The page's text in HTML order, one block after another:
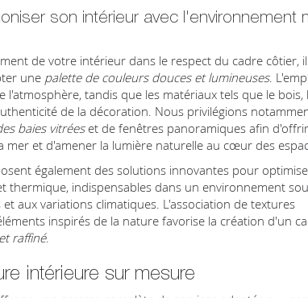
son intérieur avec l'environnement
de votre intérieur dans le respect du cadre côtier,
une palette de couleurs douces et lumineuses.
l'atmosphère, tandis que les matériaux tels que le bois,
de la décoration. Nous privilégions
baies vitréeset de fenêtres panoramiques afin
mer et d'amener la lumière naturelle au cœur des
également des solutions innovantes pour
thermique, indispensables dans un environnement
aux variations climatiques. L'association de textures
inspirés de la nature favorise la création d'un
raffiné.
intérieure sur mesure